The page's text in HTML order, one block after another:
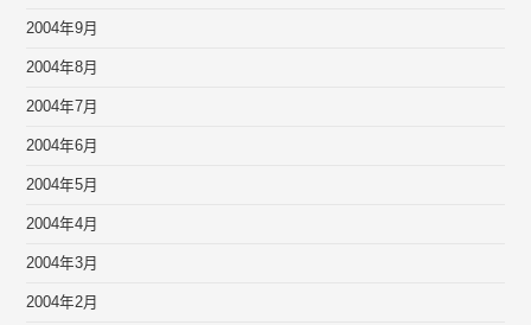
2004年9月
2004年8月
2004年7月
2004年6月
2004年5月
2004年4月
2004年3月
2004年2月